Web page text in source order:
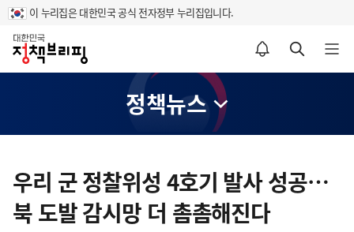
이 누리집은 대한민국 공식 전자정부 누리집입니다.
홈
알림설정 바로가기 검색 바로가기 메뉴 열기
정책뉴스
텐
츠
영
우리 군 정찰위성 4호기 발사 성공…
북 도발 감시망 더 촘촘해진다